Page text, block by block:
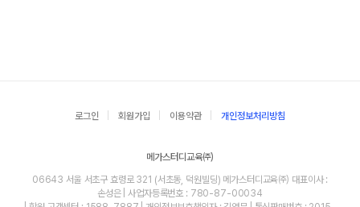
로그인 회원가입 이용약관 개인정보처리방침
메가스터디교육㈜
06643 서울 서초구 효령로 321 (서초동, 덕원빌딩) 메가스터디교육㈜ 대표이사 :
손성은 | 사업자등록번호 : 780-87-00034